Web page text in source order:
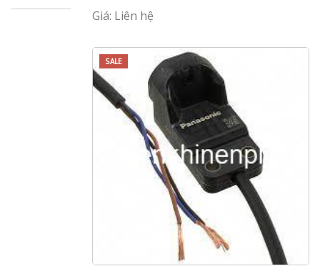
Giá: Liên hệ
SALE